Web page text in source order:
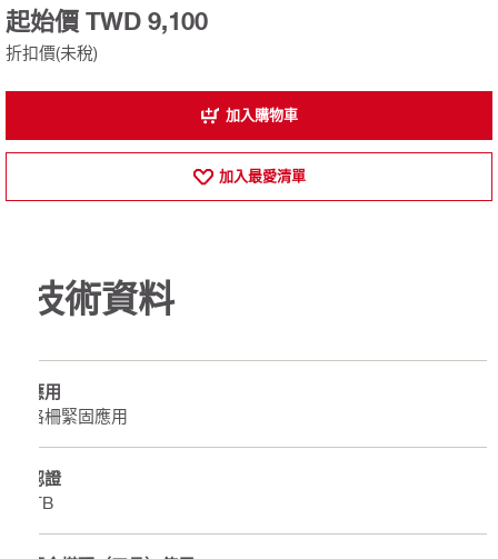
折扣價(未稅)
起始價 TWD 9,100
加入購物車
加入最愛清單
技術資料
應用
格柵緊固應用
認證
ITB